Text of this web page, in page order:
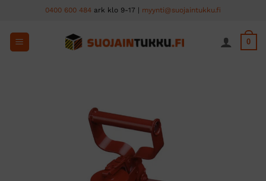
content
0400 600 484 ark klo 9-17 | myynti@suojaintukku.fi
0